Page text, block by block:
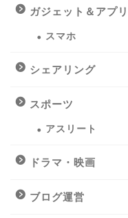
ガジェット＆アプリ
スマホ
シェアリング
スポーツ
アスリート
ドラマ・映画
ブログ運営